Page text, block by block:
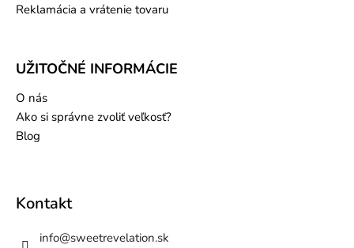
Reklamácia a vrátenie tovaru
UŽITOČNÉ INFORMÁCIE
O nás
Ako si správne zvoliť veľkosť?
Blog
Kontakt
info@sweetrevelation.sk